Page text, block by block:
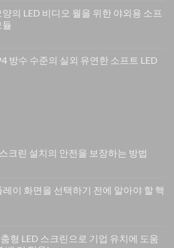
의 LED 비디오 월을 위한 야외용 소프
듈
방수 수준의 실외 유연한 소프트 LED
크린 설치의 안전을 보장하는 방법
레이 화면을 선택하기 전에 알아야 할 핵
형 LED 스크린으로 기업 유치에 도움